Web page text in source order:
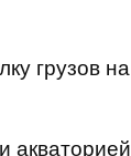
грузов на
акваторией